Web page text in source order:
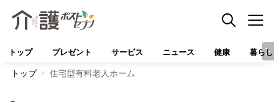
トップ プレゼント サービス ニュース 健康 暮らし
トップ 住宅型有料老人ホーム